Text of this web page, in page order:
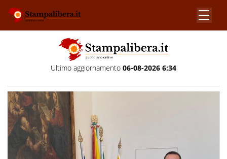
Ultimo aggiornamento 06-08-2026 6:34